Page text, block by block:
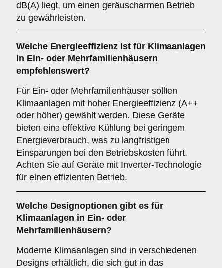
dB(A) liegt, um einen geräuscharmen Betrieb
zu gewährleisten.
Welche Energieeffizienz ist für Klimaanlagen
in Ein- oder Mehrfamilienhäusern
empfehlenswert?
Für Ein- oder Mehrfamilienhäuser sollten
Klimaanlagen mit hoher Energieeffizienz (A++
oder höher) gewählt werden. Diese Geräte
bieten eine effektive Kühlung bei geringem
Energieverbrauch, was zu langfristigen
Einsparungen bei den Betriebskosten führt.
Achten Sie auf Geräte mit Inverter-Technologie
für einen effizienten Betrieb.
Welche Designoptionen gibt es für
Klimaanlagen in Ein- oder
Mehrfamilienhäusern?
Moderne Klimaanlagen sind in verschiedenen
Designs erhältlich, die sich gut in das